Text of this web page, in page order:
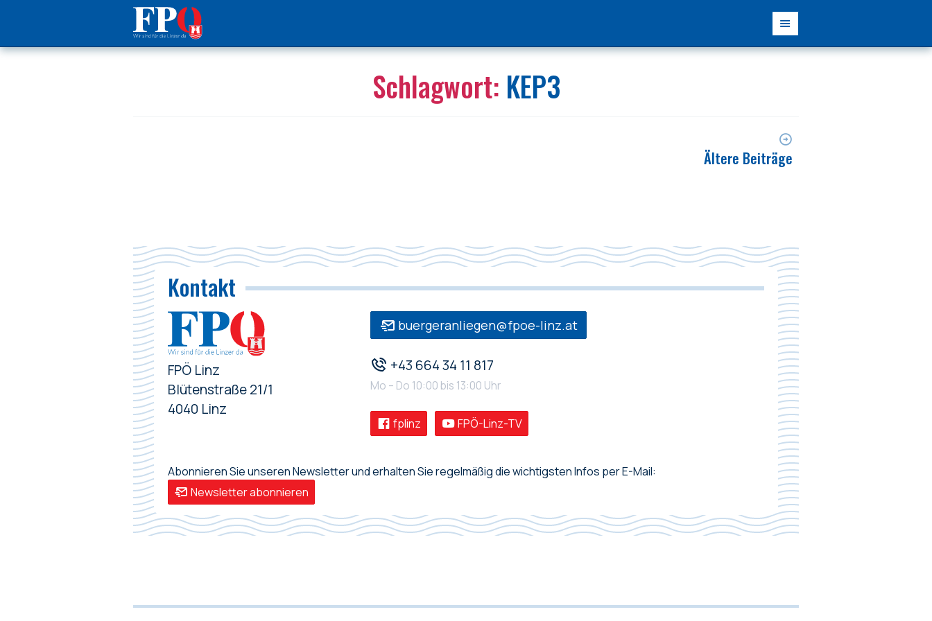
Schlagwort: KEP3
Ältere Beiträge
Kontakt
FPÖ Linz
Blütenstraße 21/1
4040 Linz
buergeranliegen@fpoe-linz.at
+43 664 34 11 817
Mo – Do 10:00 bis 13:00 Uhr
fplinz FPÖ-Linz-TV
Abonnieren Sie unseren Newsletter und erhalten Sie regelmäßig die wichtigsten Infos per E-Mail:
Newsletter abonnieren